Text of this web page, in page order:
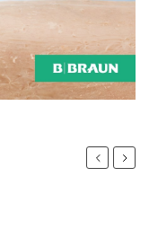
PreviousNext